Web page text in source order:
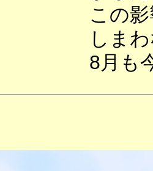
この
しま
8月も